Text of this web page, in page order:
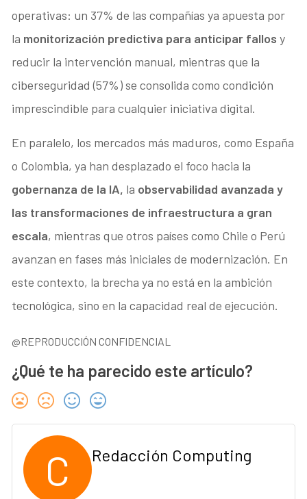
operativas: un 37% de las compañías ya apuesta por
la monitorización predictiva para anticipar fallos y
reducir la intervención manual, mientras que la
ciberseguridad (57%) se consolida como condición
imprescindible para cualquier iniciativa digital.
En paralelo, los mercados más maduros, como España
o Colombia, ya han desplazado el foco hacia la
gobernanza de la IA, la observabilidad avanzada y
las transformaciones de infraestructura a gran
escala, mientras que otros países como Chile o Perú
avanzan en fases más iniciales de modernización. En
este contexto, la brecha ya no está en la ambición
tecnológica, sino en la capacidad real de ejecución.
@REPRODUCCIÓN CONFIDENCIAL
¿Qué te ha parecido este artículo?
C Redacción Computing